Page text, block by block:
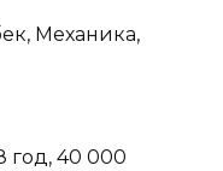
Механика,